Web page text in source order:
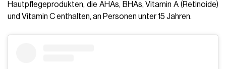
Hautpflegeprodukten, die AHAs, BHAs, Vitamin A (Retinoide)
und Vitamin C enthalten, an Personen unter 15 Jahren.